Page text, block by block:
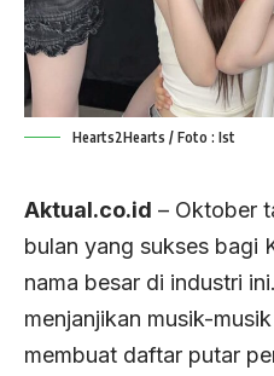
Hearts2Hearts / Foto : Ist
Aktual.co.id – Oktober
bulan yang sukses bagi
nama besar di industri
menjanjikan musik-
membuat daftar putar